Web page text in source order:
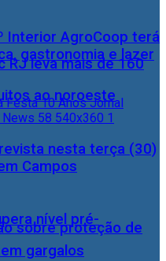
RJ leva mais de 160
ao noroeste
nível pré-
gargalos
Interior AgroCoop terá
gastronomia e lazer
nesta terça (30)
Campos
sobre proteção de